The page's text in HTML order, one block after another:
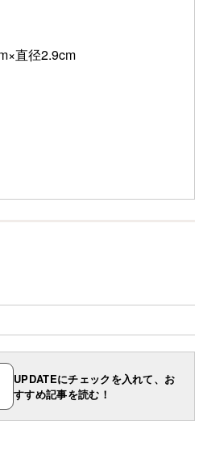
直径2.9cm
UPDATEにチェックを入れて、お
すすめ記事を読む！